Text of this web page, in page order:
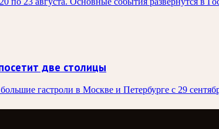
две столицы
гастроли в Москве и Петербурге с 29